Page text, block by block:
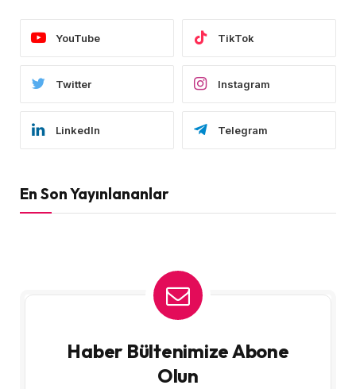
YouTube TikTok
Twitter Instagram
LinkedIn Telegram
En Son Yayınlananlar
Haber Bültenimize Abone
Olun